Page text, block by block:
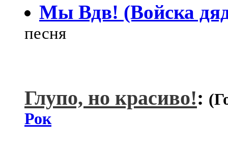
Мы Вдв! (Войска
песня
Глупо, но красиво!:
Рок